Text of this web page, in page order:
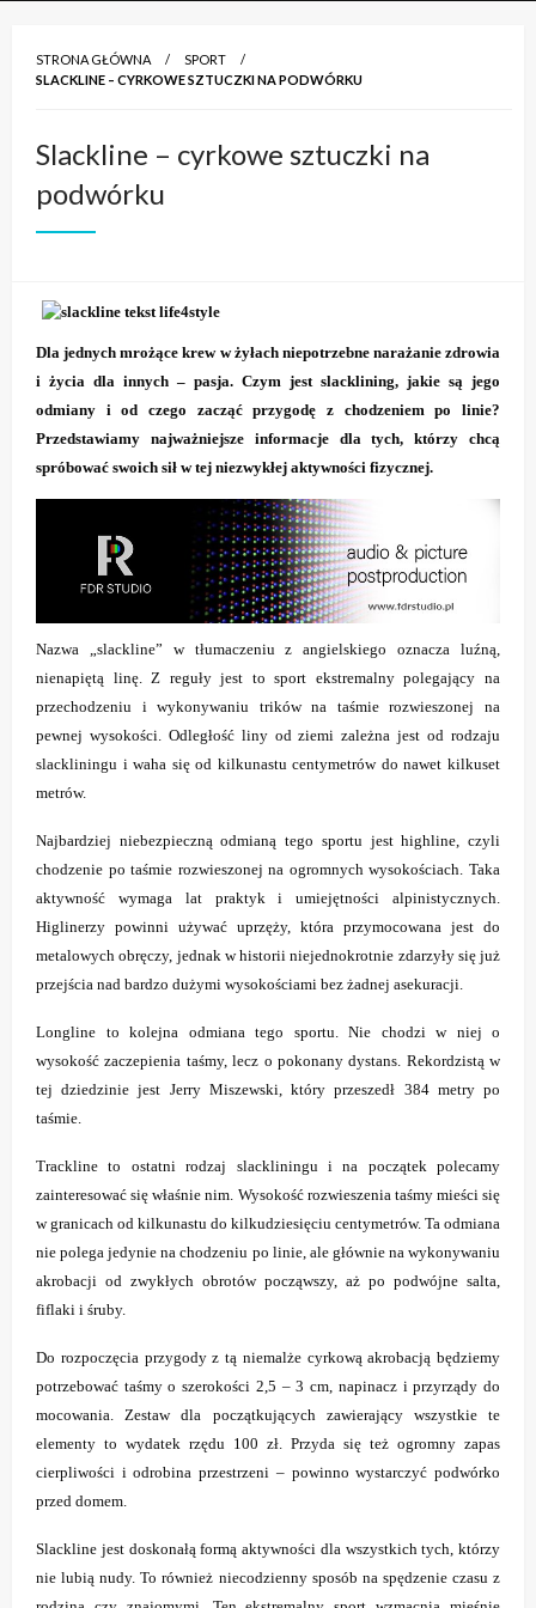
STRONA GŁÓWNA
SPORT
SLACKLINE – CYRKOWE SZTUCZKI NA PODWÓRKU
Slackline – cyrkowe sztuczki na
podwórku
Dla jednych mrożące krew w żyłach niepotrzebne narażanie zdrowia
i życia dla innych – pasja. Czym jest slacklining, jakie są jego
odmiany i od czego zacząć przygodę z chodzeniem po linie?
Przedstawiamy najważniejsze informacje dla tych, którzy chcą
spróbować swoich sił w tej niezwykłej aktywności fizycznej.
Nazwa „slackline” w tłumaczeniu z angielskiego oznacza luźną,
nienapiętą linę. Z reguły jest to sport ekstremalny polegający na
przechodzeniu i wykonywaniu trików na taśmie rozwieszonej na
pewnej wysokości. Odległość liny od ziemi zależna jest od rodzaju
slackliningu i waha się od kilkunastu centymetrów do nawet kilkuset
metrów.
Najbardziej niebezpieczną odmianą tego sportu jest highline, czyli
chodzenie po taśmie rozwieszonej na ogromnych wysokościach. Taka
aktywność wymaga lat praktyk i umiejętności alpinistycznych.
Higlinerzy powinni używać uprzęży, która przymocowana jest do
metalowych obręczy, jednak w historii niejednokrotnie zdarzyły się już
przejścia nad bardzo dużymi wysokościami bez żadnej asekuracji.
Longline to kolejna odmiana tego sportu. Nie chodzi w niej o
wysokość zaczepienia taśmy, lecz o pokonany dystans. Rekordzistą w
tej dziedzinie jest Jerry Miszewski, który przeszedł 384 metry po
taśmie.
Trackline to ostatni rodzaj slackliningu i na początek polecamy
zainteresować się właśnie nim. Wysokość rozwieszenia taśmy mieści się
w granicach od kilkunastu do kilkudziesięciu centymetrów. Ta odmiana
nie polega jedynie na chodzeniu po linie, ale głównie na wykonywaniu
akrobacji od zwykłych obrotów począwszy, aż po podwójne salta,
fiflaki i śruby.
Do rozpoczęcia przygody z tą niemalże cyrkową akrobacją będziemy
potrzebować taśmy o szerokości 2,5 – 3 cm, napinacz i przyrządy do
mocowania. Zestaw dla początkujących zawierający wszystkie te
elementy to wydatek rzędu 100 zł. Przyda się też ogromny zapas
cierpliwości i odrobina przestrzeni – powinno wystarczyć podwórko
przed domem.
Slackline jest doskonałą formą aktywności dla wszystkich tych, którzy
nie lubią nudy. To również niecodzienny sposób na spędzenie czasu z